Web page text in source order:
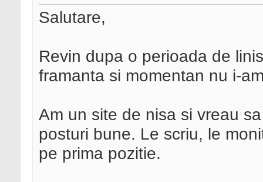
Salutare,
Revin dupa o perioada de
framanta si momentan nu i-
Am un site de nisa si vreau
posturi bune. Le scriu, le
pe prima pozitie.